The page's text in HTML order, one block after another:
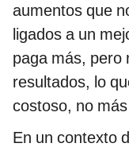
aumentos que
ligados a un
paga más, pero
resultados, lo
costoso, no
En un contexto